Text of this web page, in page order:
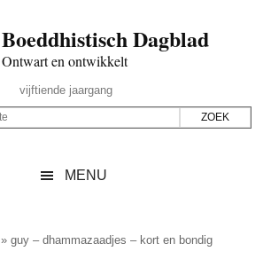
Boeddhistisch Dagblad
Ontwart en ontwikkelt
vijftiende jaargang
MENU
»guy – dhammazaadjes – kort en bondig